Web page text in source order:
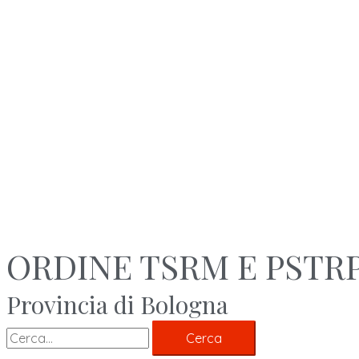
ORDINE TSRM E
Provincia di Bologna
Cerca